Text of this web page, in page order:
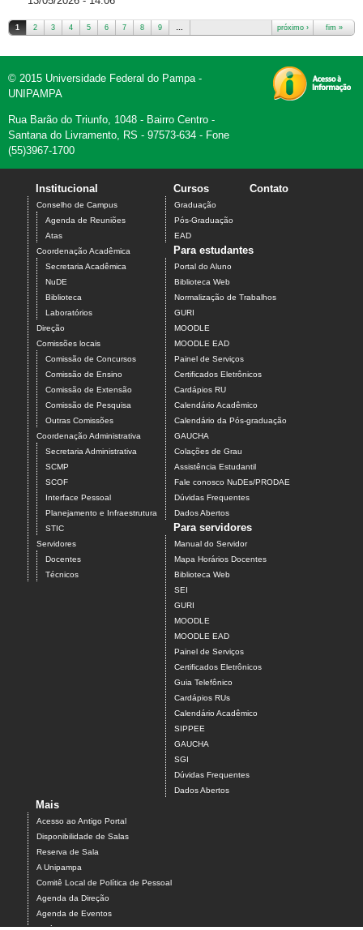
1 2 3 4 5 6 7 8 9 … próximo › fim »
© 2015 Universidade Federal do Pampa -
UNIPAMPA
Rua Barão do Triunfo, 1048 - Bairro Centro -
Santana do Livramento, RS - 97573-634 - Fone
(55)3967-1700
Institucional
Conselho de Campus
Agenda de Reuniões
Atas
Coordenação Acadêmica
Secretaria Acadêmica
NuDE
Biblioteca
Laboratórios
Direção
Comissões locais
Comissão de Concursos
Comissão de Ensino
Comissão de Extensão
Comissão de Pesquisa
Outras Comissões
Coordenação Administrativa
Secretaria Administrativa
SCMP
SCOF
Interface Pessoal
Planejamento e Infraestrutura
STIC
Servidores
Docentes
Técnicos
Cursos
Graduação
Pós-Graduação
EAD
Contato
Para estudantes
Portal do Aluno
Biblioteca Web
Normalização de Trabalhos
GURI
MOODLE
MOODLE EAD
Painel de Serviços
Certificados Eletrônicos
Cardápios RU
Calendário Acadêmico
Calendário da Pós-graduação
GAUCHA
Colações de Grau
Assistência Estudantil
Fale conosco NuDEs/PRODAE
Dúvidas Frequentes
Dados Abertos
Para servidores
Manual do Servidor
Mapa Horários Docentes
Biblioteca Web
SEI
GURI
MOODLE
MOODLE EAD
Painel de Serviços
Certificados Eletrônicos
Guia Telefônico
Cardápios RUs
Calendário Acadêmico
SIPPEE
GAUCHA
SGI
Dúvidas Frequentes
Dados Abertos
Mais
Acesso ao Antigo Portal
Disponibilidade de Salas
Reserva de Sala
A Unipampa
Comitê Local de Política de Pessoal
Agenda da Direção
Agenda de Eventos